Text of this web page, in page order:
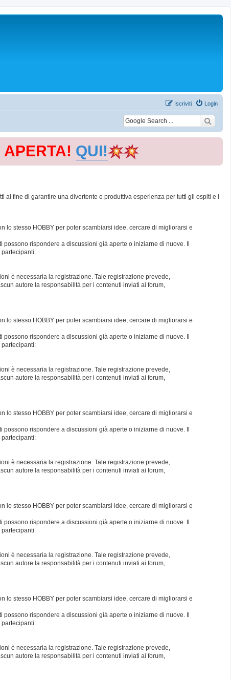
Login
Iscriviti
QUI!
fine di garantire una divertente e produttiva esperienza per tutti gli ospiti e i
lo stesso HOBBY per poter scambiarsi idee, cercare di migliorarsi e
rispondere a discussioni già aperte o iniziarne di nuove. Il
è necessaria la registrazione. Tale registrazione prevede,
autore la responsabilità per i contenuti inviati ai forum,
lo stesso HOBBY per poter scambiarsi idee, cercare di migliorarsi e
rispondere a discussioni già aperte o iniziarne di nuove. Il
è necessaria la registrazione. Tale registrazione prevede,
autore la responsabilità per i contenuti inviati ai forum,
lo stesso HOBBY per poter scambiarsi idee, cercare di migliorarsi e
rispondere a discussioni già aperte o iniziarne di nuove. Il
è necessaria la registrazione. Tale registrazione prevede,
autore la responsabilità per i contenuti inviati ai forum,
lo stesso HOBBY per poter scambiarsi idee, cercare di migliorarsi e
rispondere a discussioni già aperte o iniziarne di nuove. Il
è necessaria la registrazione. Tale registrazione prevede,
autore la responsabilità per i contenuti inviati ai forum,
lo stesso HOBBY per poter scambiarsi idee, cercare di migliorarsi e
rispondere a discussioni già aperte o iniziarne di nuove. Il
è necessaria la registrazione. Tale registrazione prevede,
autore la responsabilità per i contenuti inviati ai forum,